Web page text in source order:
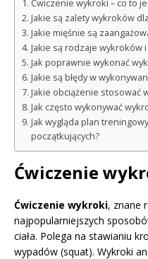
Ćwiczenie wykroki – co to
Jakie są zalety wykroków
Jakie mięśnie są
Jakie są rodzaje wykroków
Jak poprawnie wykonać
Jakie są błędy w
Jakie obciążenie stosować
Jak często wykonywać
Jak wygląda plan
początkujących?
Ćwiczenie
Ćwiczenie wykroki, znane
najpopularniejszych
ciała. Polega na stawianiu
wypadów (squat). Wykroki